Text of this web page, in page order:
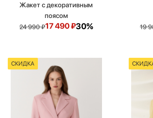
Жакет с декоративным
поясом
24 990₽17 490₽30% 19
СКИДКА